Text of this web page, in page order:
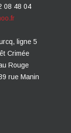
08 48 04
ligne 5
Crimée
Rouge
rue Manin